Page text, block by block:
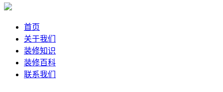
首页
关于我们
装修知识
装修百科
联系我们